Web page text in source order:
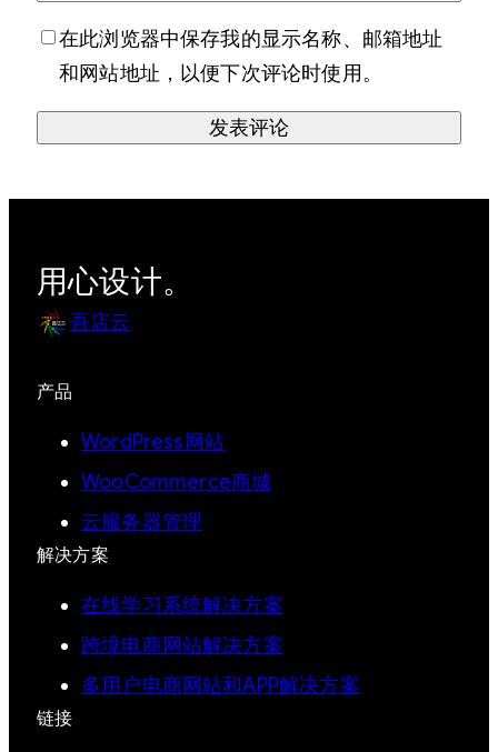
在此浏览器中保存我的显示名称、邮箱地址
和网站地址，以便下次评论时使用。
用心设计。
吾店云
产品
WordPress网站
WooCommerce商城
云服务器管理
解决方案
在线学习系统解决方案
跨境电商网站解决方案
多用户电商网站和APP解决方案
链接